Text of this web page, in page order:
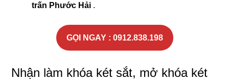
trấn Phước Hải .
GỌI NGAY : 0912.838.198
Nhận làm khóa két sắt, mở khóa két